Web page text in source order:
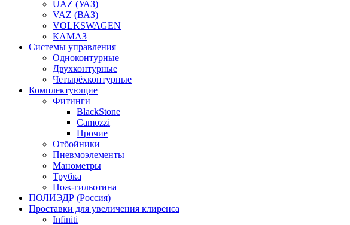
UAZ (УАЗ)
VAZ (ВАЗ)
VOLKSWAGEN
КАМАЗ
Системы управления
Одноконтурные
Двухконтурные
Четырёхконтурные
Комплектующие
Фитинги
BlackStone
Camozzi
Прочие
Отбойники
Пневмоэлементы
Манометры
Трубка
Нож-гильотина
ПОЛИЭДР (Россия)
Проставки для увеличения клиренса
Infiniti